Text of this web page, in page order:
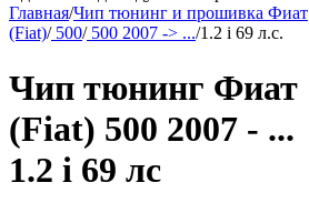
Главная/Чип тюнинг и прошивка Фиат
(Fiat)/500/500 2007 -> .../1.2 i 69 л.с.
Чип тюнинг Фиат
(Fiat) 500 2007 - ...
1.2 i 69 лс